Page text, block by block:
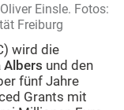
Einsle. Fotos:
Freiburg
wird die
Albers und den
fünf Jahre
Grants mit